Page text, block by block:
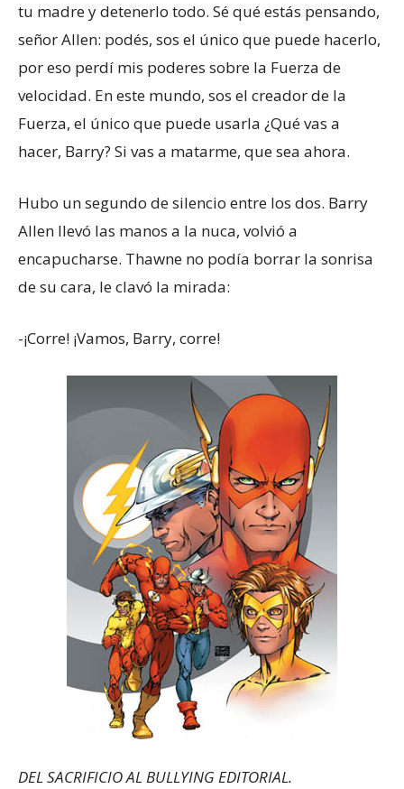
tu madre y detenerlo todo. Sé qué estás pensando,
señor Allen: podés, sos el único que puede hacerlo,
por eso perdí mis poderes sobre la Fuerza de
velocidad. En este mundo, sos el creador de la
Fuerza, el único que puede usarla ¿Qué vas a
hacer, Barry? Si vas a matarme, que sea ahora.
Hubo un segundo de silencio entre los dos. Barry
Allen llevó las manos a la nuca, volvió a
encapucharse. Thawne no podía borrar la sonrisa
de su cara, le clavó la mirada:
-¡Corre! ¡Vamos, Barry, corre!
DEL SACRIFICIO AL BULLYING EDITORIAL.